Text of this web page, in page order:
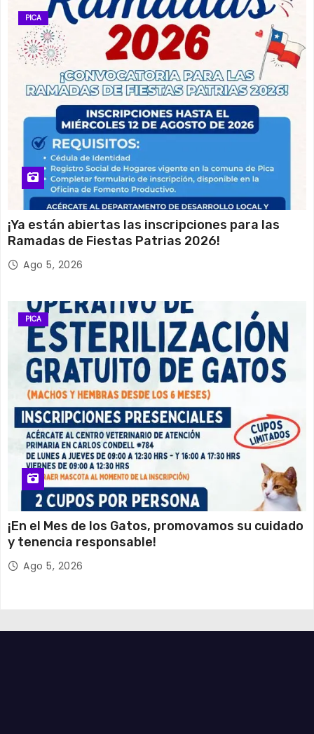
PICA
¡Ya están abiertas las inscripciones para las
Ramadas de Fiestas Patrias 2026!
Ago 5, 2026
PICA
¡En el Mes de los Gatos, promovamos su cuidado
y tenencia responsable!
Ago 5, 2026